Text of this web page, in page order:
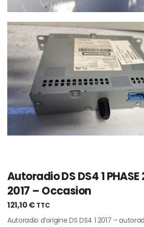
Autoradio DS DS4 1
2017 – Occasion
121,10€ TTC
Autoradio d’origine DS DS4 1 2017 –